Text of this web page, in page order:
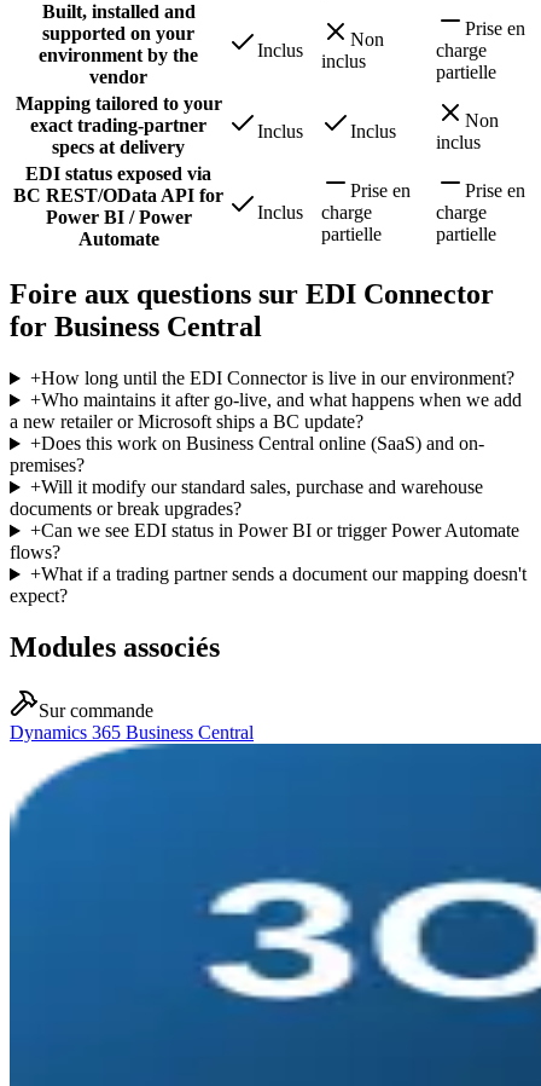
Built, installed and
supported on your
environment by the
vendor
Inclus
Non
inclus
Prise en
charge
partielle
Mapping tailored to your
exact trading-partner
specs at delivery
Inclus Inclus
Non
inclus
EDI status exposed via
BC REST/OData API for
Power BI / Power
Automate
Inclus
Prise en
charge
partielle
Prise en
charge
partielle
Foire aux questions sur EDI Connector
for Business Central
+How long until the EDI Connector is live in our environment?
+Who maintains it after go-live, and what happens when we add
a new retailer or Microsoft ships a BC update?
+Does this work on Business Central online (SaaS) and on-
premises?
+Will it modify our standard sales, purchase and warehouse
documents or break upgrades?
+Can we see EDI status in Power BI or trigger Power Automate
flows?
+What if a trading partner sends a document our mapping doesn't
expect?
Modules associés
Sur commande
Dynamics 365 Business Central